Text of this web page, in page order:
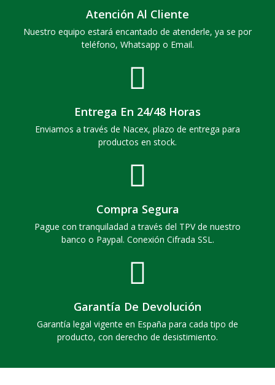
Atención Al Cliente
Nuestro equipo estará encantado de atenderle, ya se por
teléfono, Whatsapp o Email.
Entrega En 24/48 Horas
Enviamos a través de Nacex, plazo de entrega para
productos en stock.
Compra Segura
Pague con tranquiladad a través del TPV de nuestro
banco o Paypal. Conexión Cifrada SSL.
Garantía De Devolución
Garantía legal vigente en España para cada tipo de
producto, con derecho de desistimiento.